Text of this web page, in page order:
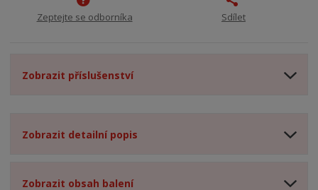
Zeptejte se odborníka Sdílet
Zobrazit příslušenství
Zobrazit detailní popis
Zobrazit obsah balení